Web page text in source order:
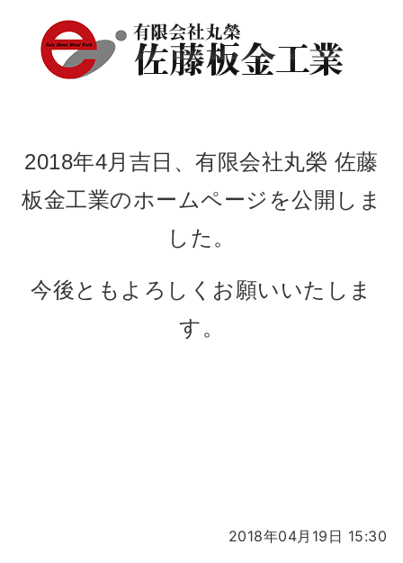
2018年4月吉日、有限会社丸榮 佐藤
板金工業のホームページを公開しま
した。
今後ともよろしくお願いいたしま
す。
2018年04月19日 15:30